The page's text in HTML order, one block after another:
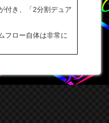
付き、「2分割デュア
フロー自体は非常に